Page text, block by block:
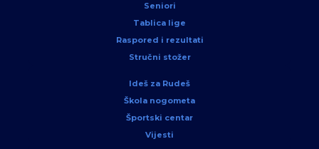
Seniori
Tablica lige
Raspored i rezultati
Stručni stožer
Ideš za Rudeš
Škola nogometa
Športski centar
Vijesti